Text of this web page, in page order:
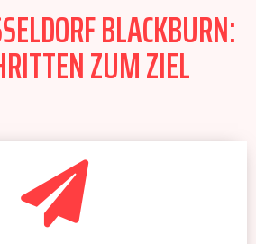
BLACKBURN:
ZUM ZIEL